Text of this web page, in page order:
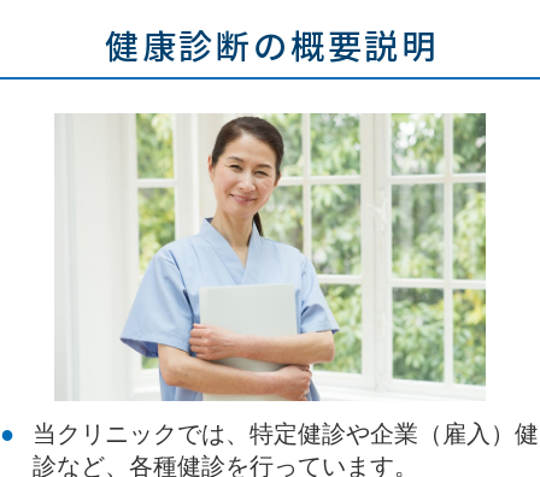
健康診断の概要説明
当クリニックでは、特定健診や企業（雇入）健
診など、各種健診を行っています。